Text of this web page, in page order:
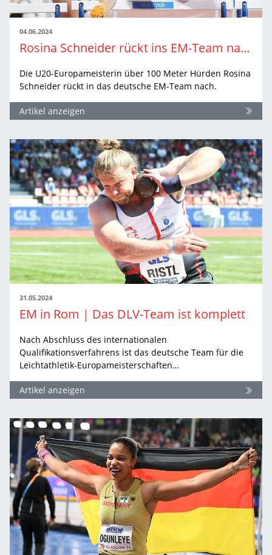
04.06.2024
Rosina Schneider rückt ins EM-Team nach
Die U20-Europameisterin über 100 Meter Hürden Rosina
Schneider rückt in das deutsche EM-Team nach.
Artikel anzeigen
31.05.2024
EM in Rom | Das DLV-Team ist komplett
Nach Abschluss des internationalen
Qualifikationsverfahrens ist das deutsche Team für die
Leichtathletik-Europameisterschaften…
Artikel anzeigen